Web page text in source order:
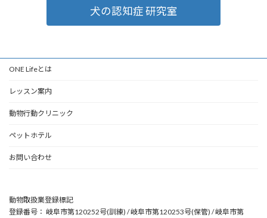
犬の認知症 研究室
ONE Lifeとは
レッスン案内
動物行動クリニック
ペットホテル
お問い合わせ
動物取扱業登録標記
登録番号： 岐阜市第120252号(訓練) / 岐阜市第120253号(保管) / 岐阜市第